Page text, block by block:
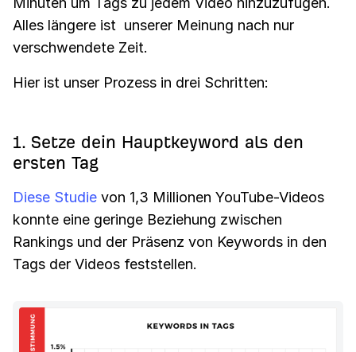
Alles längere ist unserer Meinung nach nur
verschwendete Zeit.
Hier ist unser Prozess in drei Schritten:
1. Setze dein Hauptkeyword als den
ersten Tag
Diese Studie von 1,3 Millionen YouTube-Videos
konnte eine geringe Beziehung zwischen
Rankings und der Präsenz von Keywords in den
Tags der Videos feststellen.